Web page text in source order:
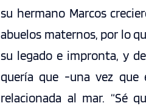
su hermano Marcos
abuelos maternos, por lo
su legado e impronta, y
quería que -una vez que
relacionada al mar. “Sé